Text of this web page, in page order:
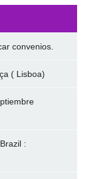
convenios.
( Lisboa)
: